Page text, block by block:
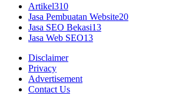
Artikel310
Jasa Pembuatan Website20
Jasa SEO Bekasi13
Jasa Web SEO13
Disclaimer
Privacy
Advertisement
Contact Us